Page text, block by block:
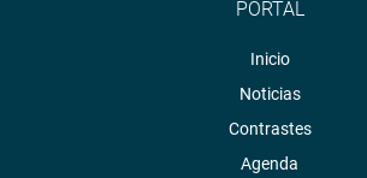
PORTAL
Inicio
Noticias
Contrastes
Agenda